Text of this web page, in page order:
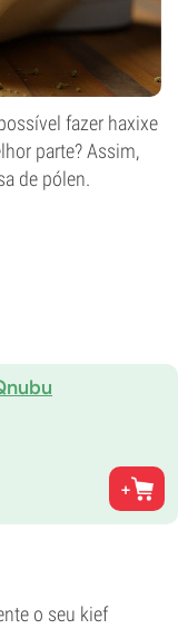
fazer haxixe
parte? Assim,
de pólen.
o seu kief